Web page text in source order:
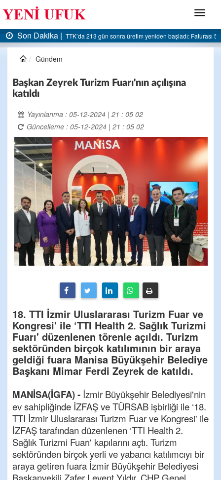
Menü
Son Dakika | AK Parti Ereğli İlçe Başkanlığı’ndan belediyeye sert
Gündem
Başkan Zeyrek Turizm Fuarı'nın açılışına
katıldı
Yayınlanma : 05-12-2024 | 21 : 05 02
Güncelleme : 05-12-2024 | 21 : 05 02
18. TTI İzmir Uluslararası Turizm Fuar ve
Kongresi' ile ‘TTI Health 2. Sağlık Turizmi
Fuarı' düzenlenen törenle açıldı. Turizm
sektöründen birçok katılımının bir araya
geldiği fuara Manisa Büyükşehir Belediye
Başkanı Mimar Ferdi Zeyrek de katıldı.
MANİSA(İGFA) - İzmir Büyükşehir Belediyesi'nin
ev sahipliğinde İZFAŞ ve TÜRSAB işbirliği ile ‘18.
TTI İzmir Uluslararası Turizm Fuar ve Kongresi' ile
İZFAŞ tarafından düzenlenen ‘TTI Health 2.
Sağlık Turizmi Fuarı' kapılarını açtı. Turizm
sektöründen birçok yerli ve yabancı katılımcıyı bir
araya getiren fuara İzmir Büyükşehir Belediyesi
Başkanvekili Zafer Levent Yıldır, CHP Genel